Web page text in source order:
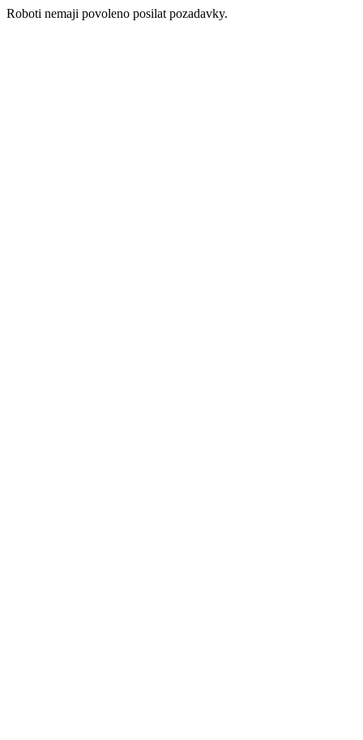
Roboti nemaji povoleno posilat pozadavky.